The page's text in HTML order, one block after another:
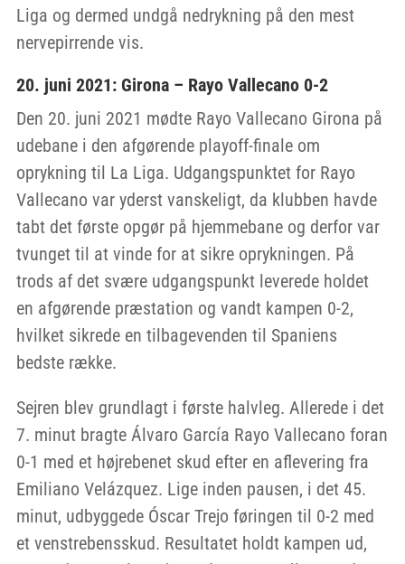
Liga og dermed undgå nedrykning på den mest
nervepirrende vis.
20. juni 2021: Girona – Rayo Vallecano 0-2
Den 20. juni 2021 mødte Rayo Vallecano Girona på
udebane i den afgørende playoff-finale om
oprykning til La Liga. Udgangspunktet for Rayo
Vallecano var yderst vanskeligt, da klubben havde
tabt det første opgør på hjemmebane og derfor var
tvunget til at vinde for at sikre oprykningen. På
trods af det svære udgangspunkt leverede holdet
en afgørende præstation og vandt kampen 0-2,
hvilket sikrede en tilbagevenden til Spaniens
bedste række.
Sejren blev grundlagt i første halvleg. Allerede i det
7. minut bragte Álvaro García Rayo Vallecano foran
0-1 med et højrebenet skud efter en aflevering fra
Emiliano Velázquez. Lige inden pausen, i det 45.
minut, udbyggede Óscar Trejo føringen til 0-2 med
et venstrebensskud. Resultatet holdt kampen ud,